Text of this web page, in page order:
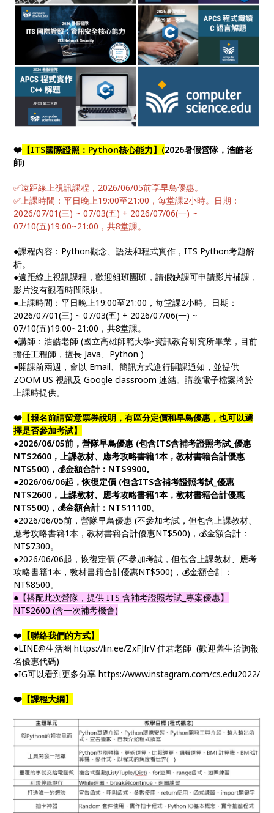
❤️ 【ITS國際證照：Python核心能力】(2026暑假營隊，浩皓老
師)
✅遠距線上視訊課程，2026/06/05前享早鳥優惠。
✅上課時間：平日晚上19:00至21:00，每堂課2小時。日期：
2026/07/01(三) ~ 07/03(五) + 2026/07/06(一) ~
07/10(五)19:00~21:00，共8堂課。
●課程內容：Python觀念、語法和程式實作，ITS Python考題解
析。
●遠距線上視訊課程，歡迎組班團班，請假缺課可申請影片補課，
影片沒有觀看時間限制。
●上課時間：平日晚上19:00至21:00，每堂課2小時。日期：
2026/07/01(三) ~ 07/03(五) + 2026/07/06(一) ~
07/10(五)19:00~21:00，共8堂課。
●講師：浩皓老師 (國立高雄師範大學-資訊教育研究所畢業，目前
擔任工程師，擅長 Java、Python )
●開課前兩週，會以 Email、簡訊方式進行開課通知，並提供
ZOOM US 視訊及 Google classroom 連結。講義電子檔案將於
上課時提供。
❤️ 【報名前請留意票券說明，有區分定價和早鳥優惠，也可以選
擇是否參加考試】
●2026/06/05前，營隊早鳥優惠 (包含ITS含補考證照考試_優惠
NT$2600，上課教材、應考攻略書籍1本，教材書籍合計優惠
NT$500)，💰金額合計：NT$9900。
●2026/06/06起，恢復定價 (包含ITS含補考證照考試_優惠
NT$2600，上課教材、應考攻略書籍1本，教材書籍合計優惠
NT$500)，💰金額合計：NT$11100。
●2026/06/05前，營隊早鳥優惠 (不參加考試，但包含上課教材、
應考攻略書籍1本，教材書籍合計優惠NT$500)，💰金額合計：
NT$7300。
●2026/06/06起，恢復定價 (不參加考試，但包含上課教材、應考
攻略書籍1本，教材書籍合計優惠NT$500)，💰金額合計：
NT$8500。
●【搭配此次營隊，提供 ITS 含補考證照考試_專案優惠】
NT$2600 (含一次補考機會)
❤️ 【聯絡我們的方式】
●LINE@生活圈 https://lin.ee/ZxFJfrV 佳君老師 (歡迎舊生洽詢報
名優惠代碼)
●IG可以看到更多分享 https://www.instagram.com/cs.edu2022/
❤️ 【課程大綱】